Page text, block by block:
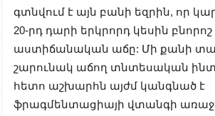
գտնվում է այն բանի եզրին, որ
20-րդ դարի երկրորդ կեսին
աստիճանական աճը: Մի քանի
շարունակ աճող տնտեսական
հետո աշխարհն այժմ կանգնած է
ֆրագմենտացիայի վտանգի